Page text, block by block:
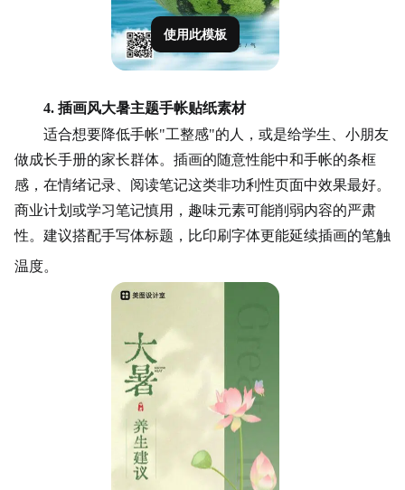
使用此模板
4. 插画风大暑主题手帐贴纸素材
适合想要降低手帐"工整感"的人，或是给学生、小朋友
做成长手册的家长群体。插画的随意性能中和手帐的条框
感，在情绪记录、 阅读笔记这类非功利性页面中效果最好。
商业计划或学习笔记慎用，趣味元素可能削弱内容的严肃
性。建议搭配手写体标题，比印刷字体更能延续插画的笔触
温度。